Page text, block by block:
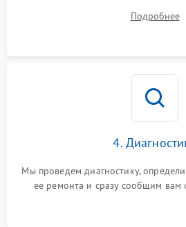
Подробнее
4.
Мы проведем диагностику,
ее ремонта и сразу сообщим вам